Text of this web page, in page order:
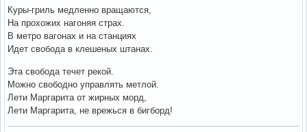
Куры-гриль медленно вращаются,
На прохожих нагоняя страх.
В метро вагонах и на станциях
Идет свобода в клешеных штанах.
Эта свобода течет рекой.
Можно свободно управлять метлой.
Лети Маргарита от жирных морд,
Лети Маргарита, не врежься в бигборд!